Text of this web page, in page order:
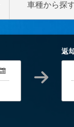
車種から探
返